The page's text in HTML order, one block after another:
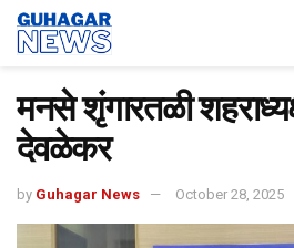
मनसे शृंगारतळी
देवळेकर
by Guhagar News October 28, 2025